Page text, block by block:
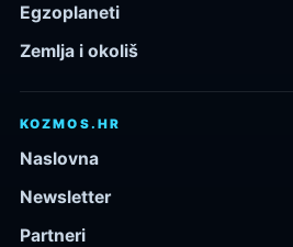
Egzoplaneti
Zemlja i okoliš
KOZMOS.HR
Naslovna
Newsletter
Partneri